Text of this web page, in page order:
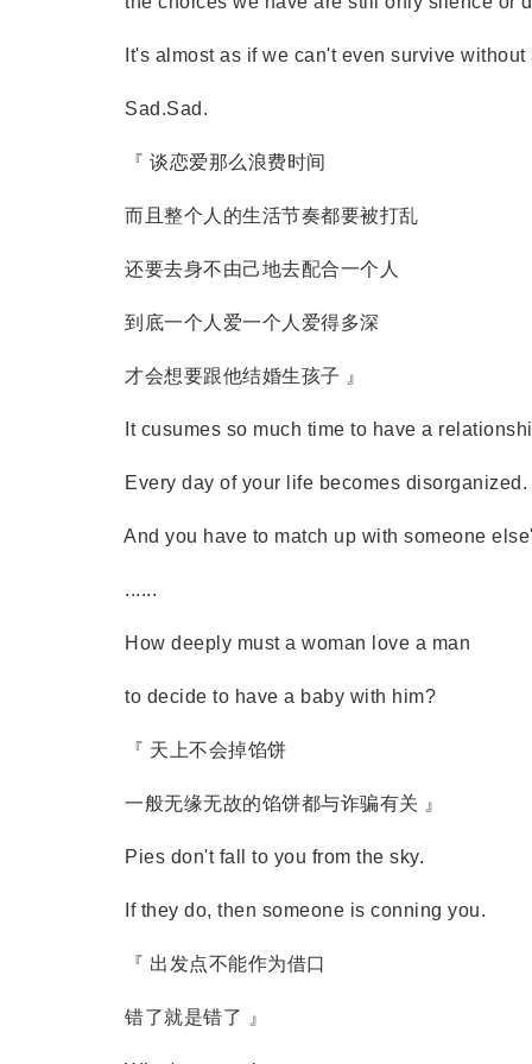
It's almost as if we can't even survive without
Sad.Sad.
『 谈恋爱那么浪费时间
而且整个人的生活节奏都要被打乱
还要去身不由己地去配合一个人
到底一个人爱一个人爱得多深
才会想要跟他结婚生孩子 』
It cusumes so much time to have a
Every day of your life becomes disorganized.
And you have to match up with someone
......
How deeply must a woman love a man
to decide to have a baby with him?
『 天上不会掉馅饼
一般无缘无故的馅饼都与诈骗有关 』
Pies don't fall to you from the sky.
If they do, then someone is conning you.
『 出发点不能作为借口
错了就是错了 』